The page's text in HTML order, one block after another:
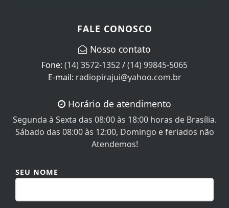
FALE CONOSCO
Nosso contato
Fone: (14) 3572-1352/(14) 99845-5065
E-mail: radiopirajui@yahoo.com.br
Horário de atendimento
Segunda à Sexta das 08:00 às 18:00 horas de Brasília.
Sábado das 08:00 às 12:00, Domingo e feriados não
Atendemos!
SEU NOME